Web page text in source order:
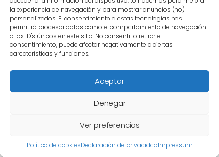
la experiencia de navegación y para mostrar anuncios (no)
personalizados. El consentimiento a estas tecnologías nos
permitirá procesar datos como el comportamiento de navegación
o los ID's únicos en este sitio. No consentir o retirar el
consentimiento, puede afectar negativamente a ciertas
características y funciones.
Aceptar
Denegar
Ver preferencias
Política de cookiesDeclaración de privacidadImpressum
dependería de la estrategia, la astucia y la
capacidad de adaptación de cada
personaje en el momento del enfrentamiento.
Torilogra utilizar su velocidad y
agilidad para evadir los ataques
destructivos deZeno Sama
una manera de explotar sus debilidades,
Por otro lado, siZeno Samalogra utilizar